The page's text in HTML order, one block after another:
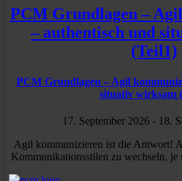
PCM Grund­lagen –
– authen­tisch und
(Teil1)
PCM Grund­lagen – Agil
situativ wirksam
17. September 2026- 18.
Agil kommunizieren ist die Antwort!
Kommunikationsstilen zu wechseln,